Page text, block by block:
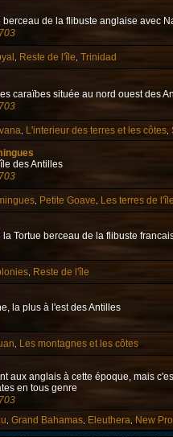
berceau de la flibuste anglaise avec
Reste de l'île Trinidad
caraïbes située au nord ouest des
L'interieur des terres et les côtes
des Antilles
Petite Goave Les terres de
la Tortue berceau de la flibuste
Reste de l'île
la plus à l'est des Antilles
Les montagnes et les côtes
aux anglais à cette époque, mais
en tous genre
Grand Bahamas Eleuthera New